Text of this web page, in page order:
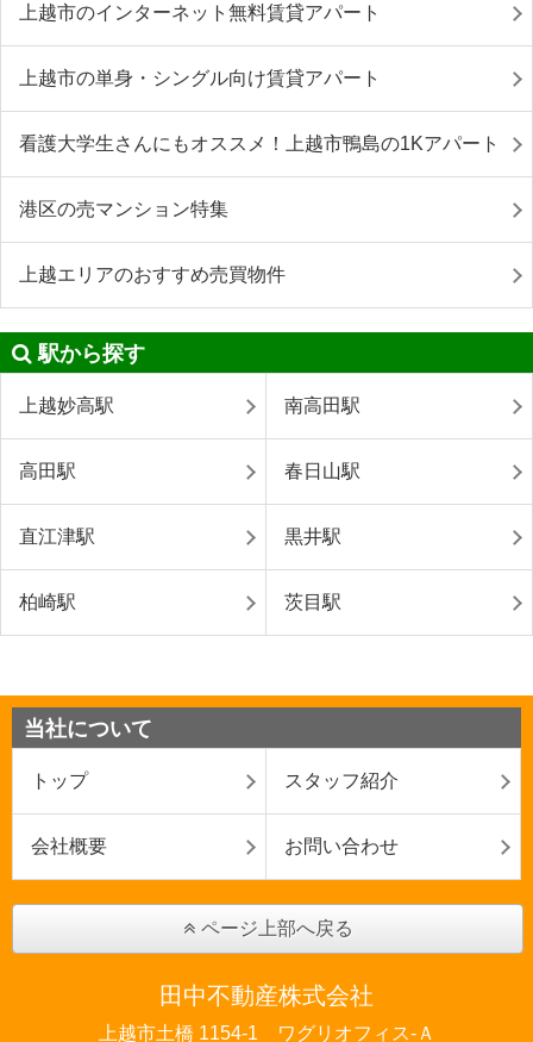
上越市のインターネット無料賃貸アパート
上越市の単身・シングル向け賃貸アパート
看護大学生さんにもオススメ！上越市鴨島の1Kアパート
港区の売マンション特集
上越エリアのおすすめ売買物件
駅から探す
上越妙高駅 南高田駅
高田駅 春日山駅
直江津駅 黒井駅
柏崎駅 茨目駅
当社について
トップ スタッフ紹介
会社概要 お問い合わせ
ページ上部へ戻る
田中不動産株式会社
上越市土橋 1154-1 ワグリオフィス‐Ａ